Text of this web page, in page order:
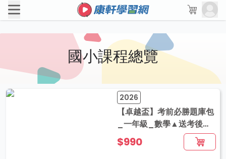
國小課程總覽
2026
【卓越盃】考前必勝題庫包
_一年級_數學▲送考後影
音解題
$990